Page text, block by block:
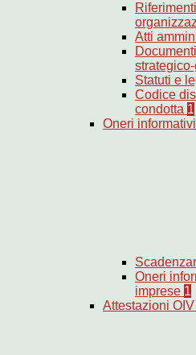
Atti
Statuti e
Codice
condotta 1
Oneri
Oneri
imprese 1
Attestazioni